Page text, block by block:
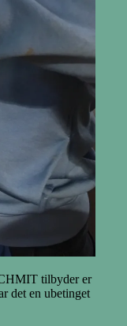
tilbyder er
det en ubetinget